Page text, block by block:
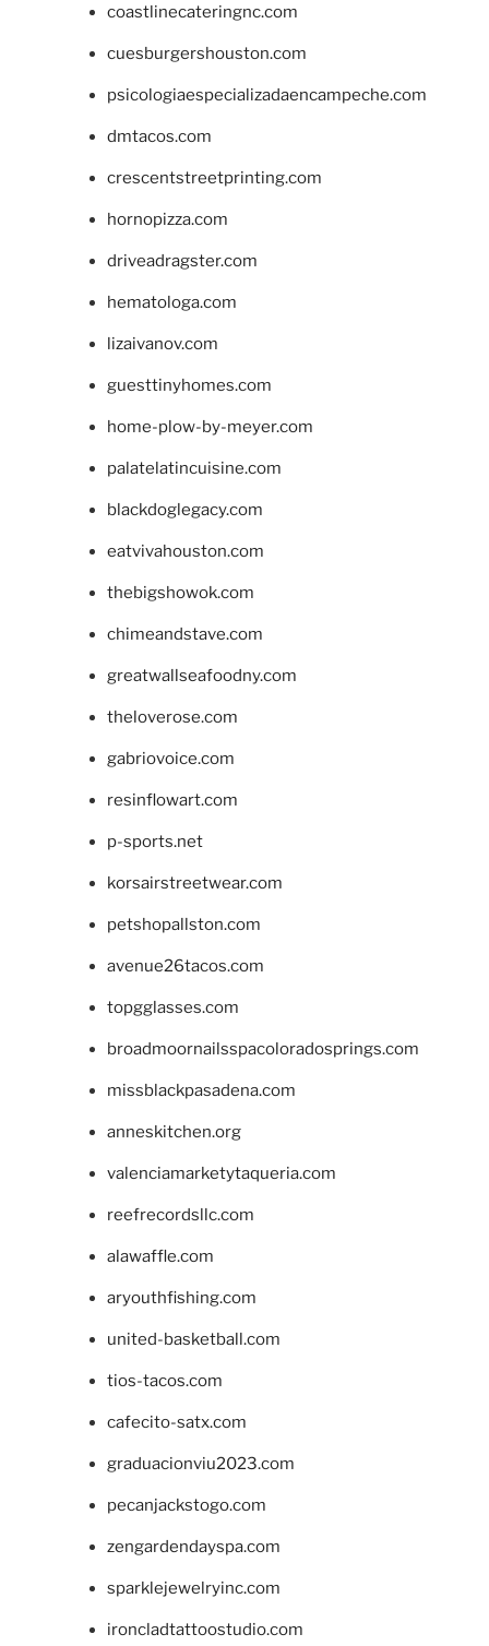
coastlinecateringnc.com
cuesburgershouston.com
psicologiaespecializadaencampeche.com
dmtacos.com
crescentstreetprinting.com
hornopizza.com
driveadragster.com
hematologa.com
lizaivanov.com
guesttinyhomes.com
home-plow-by-meyer.com
palatelatincuisine.com
blackdoglegacy.com
eatvivahouston.com
thebigshowok.com
chimeandstave.com
greatwallseafoodny.com
theloverose.com
gabriovoice.com
resinflowart.com
p-sports.net
korsairstreetwear.com
petshopallston.com
avenue26tacos.com
topgglasses.com
broadmoornailsspacoloradosprings.com
missblackpasadena.com
anneskitchen.org
valenciamarketytaqueria.com
reefrecordsllc.com
alawaffle.com
aryouthfishing.com
united-basketball.com
tios-tacos.com
cafecito-satx.com
graduacionviu2023.com
pecanjackstogo.com
zengardendayspa.com
sparklejewelryinc.com
ironcladtattoostudio.com